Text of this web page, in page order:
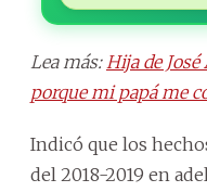
Lea más: Hija de
porque mi papá me
Indicó que los
del 2018-2019 en